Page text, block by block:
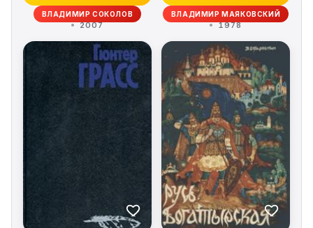
ВЛАДИМИР СОКОЛОВ
2007
ВЛАДИМИР МАЯКОВСКИЙ
1978